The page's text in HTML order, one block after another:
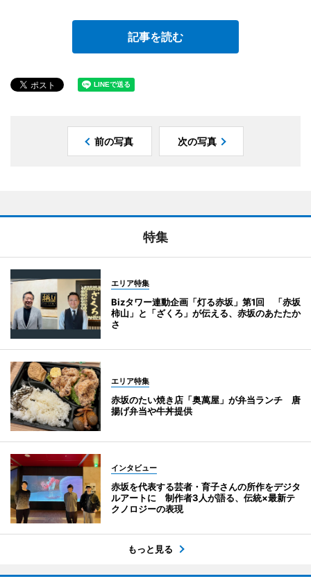
記事を読む
前の写真 次の写真
特集
エリア特集
Bizタワー連動企画「灯る赤坂」第1回 「赤坂
柿山」と「ざくろ」が伝える、赤坂のあたたか
さ
エリア特集
赤坂のたい焼き店「奥萬屋」が弁当ランチ 唐
揚げ弁当や牛丼提供
インタビュー
赤坂を代表する芸者・育子さんの所作をデジタ
ルアートに 制作者3人が語る、伝統×最新テ
クノロジーの表現
もっと見る